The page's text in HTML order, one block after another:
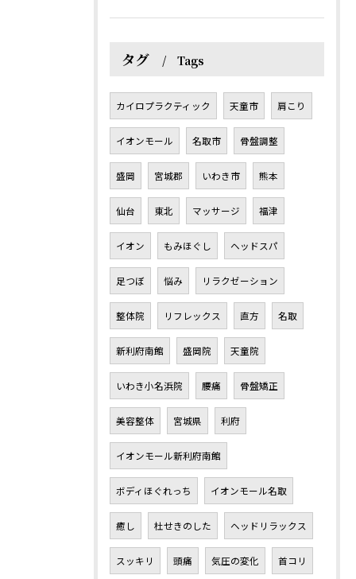
タグ Tags
カイロプラクティック 天童市 肩こり
イオンモール 名取市 骨盤調整
盛岡 宮城郡 いわき市 熊本
仙台 東北 マッサージ 福津
イオン もみほぐし ヘッドスパ
足つぼ 悩み リラクゼーション
整体院 リフレックス 直方 名取
新利府南館 盛岡院 天童院
いわき小名浜院 腰痛 骨盤矯正
美容整体 宮城県 利府
イオンモール新利府南館
ボディほぐれっち イオンモール名取
癒し 杜せきのした ヘッドリラックス
スッキリ 頭痛 気圧の変化 首コリ